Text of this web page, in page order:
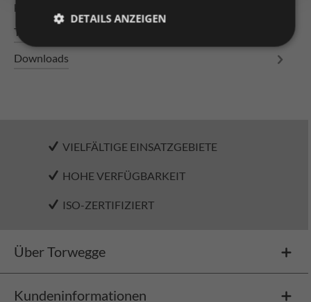
kugelgelagert mit durchgäng…
Technische Daten
Downloads
VIELFÄLTIGE EINSATZGEBIETE
HOHE VERFÜGBARKEIT
ISO-ZERTIFIZIERT
Über Torwegge
Kundeninformationen
DETAILS ANZEIGEN